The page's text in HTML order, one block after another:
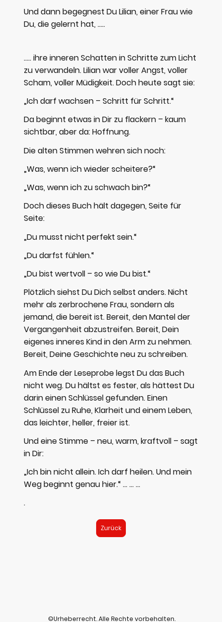
Und dann begegnest Du Lilian, einer Frau wie
Du, die gelernt hat, .....
..... ihre inneren Schatten in Schritte zum Licht
zu verwandeln. Lilian war voller Angst, voller
Scham, voller Müdigkeit. Doch heute sagt sie:
„Ich darf wachsen – Schritt für Schritt.“
Da beginnt etwas in Dir zu flackern – kaum
sichtbar, aber da: Hoffnung.
Die alten Stimmen wehren sich noch:
„Was, wenn ich wieder scheitere?“
„Was, wenn ich zu schwach bin?“
Doch dieses Buch hält dagegen, Seite für
Seite:
„Du musst nicht perfekt sein.“
„Du darfst fühlen.“
„Du bist wertvoll – so wie Du bist.“
Plötzlich siehst Du Dich selbst anders. Nicht
mehr als zerbrochene Frau, sondern als
jemand, die bereit ist. Bereit, den Mantel der
Vergangenheit abzustreifen. Bereit, Dein
eigenes inneres Kind in den Arm zu nehmen.
Bereit, Deine Geschichte neu zu schreiben.
Am Ende der Leseprobe legst Du das Buch
nicht weg. Du hältst es fester, als hättest Du
darin einen Schlüssel gefunden. Einen
Schlüssel zu Ruhe, Klarheit und einem Leben,
das leichter, heller, freier ist.
Und eine Stimme – neu, warm, kraftvoll – sagt
in Dir:
„Ich bin nicht allein. Ich darf heilen. Und mein
Weg beginnt genau hier.“ ... ... ...
.
Zurück
©Urheberrecht. Alle Rechte vorbehalten.